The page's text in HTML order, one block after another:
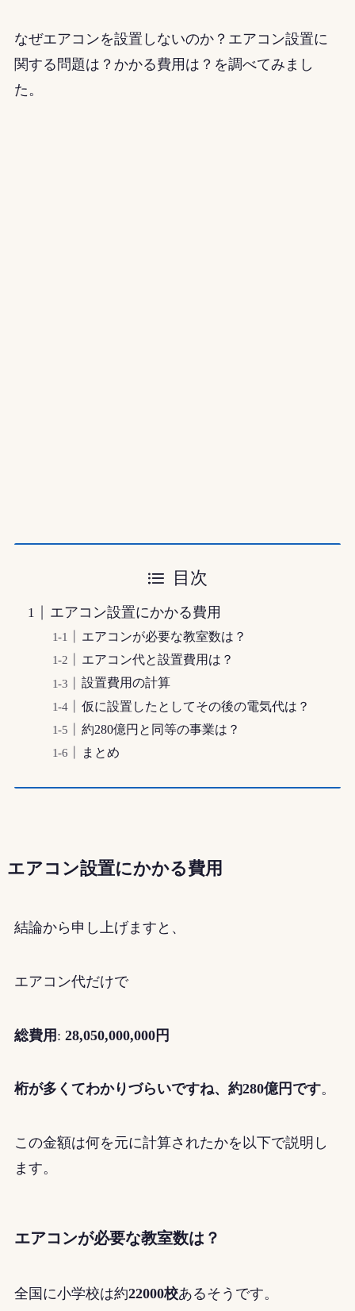
なぜエアコンを設置しないのか？エアコン設置に
関する問題は？かかる費用は？を調べてみまし
た。
目次
エアコン設置にかかる費用
エアコンが必要な教室数は？
エアコン代と設置費用は？
設置費用の計算
仮に設置したとしてその後の電気代は？
約280億円と同等の事業は？
まとめ
エアコン設置にかかる費用
結論から申し上げますと、
エアコン代だけで
総費用 : 28,050,000,000円
桁が多くてわかりづらいですね、約280億円です。
この金額は何を元に計算されたかを以下で説明し
ます。
エアコンが必要な教室数は？
全国に小学校は約22000校あるそうです。